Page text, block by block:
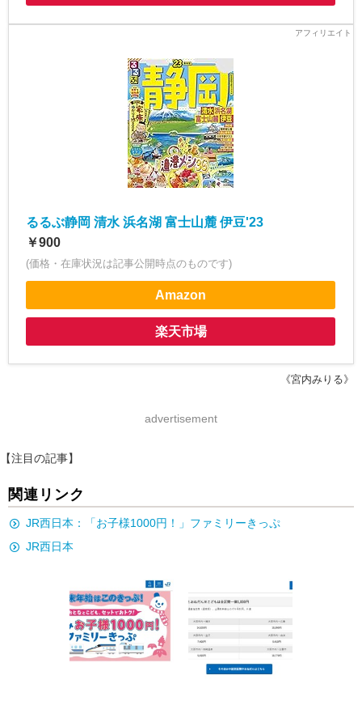
るるぶ静岡 清水 浜名湖 富士山麓 伊豆'23
￥900
(価格・在庫状況は記事公開時点のものです)
Amazon
楽天市場
《宮内みりる》
advertisement
【注目の記事】
関連リンク
JR西日本：「お子様1000円！」ファミリーきっぷ
JR西日本